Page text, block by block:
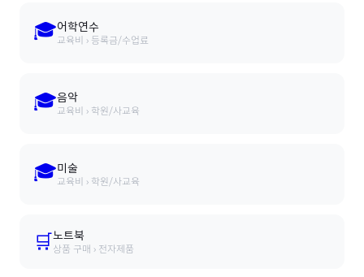
🎓어학연수
교육비 › 등록금/수업료
🎓음악
교육비 › 학원/사교육
🎓미술
교육비 › 학원/사교육
🛒노트북
상품 구매 › 전자제품